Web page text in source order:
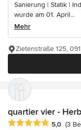
Sanierung | Statik |
wurde am 01. April...
Mehr
Zietenstraße 125,
quartier vier -
Durchschnittliche
5,0 (3